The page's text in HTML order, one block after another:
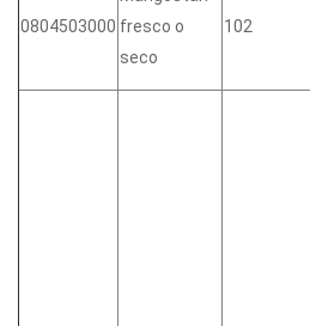
0804503000 fresco o
seco
102